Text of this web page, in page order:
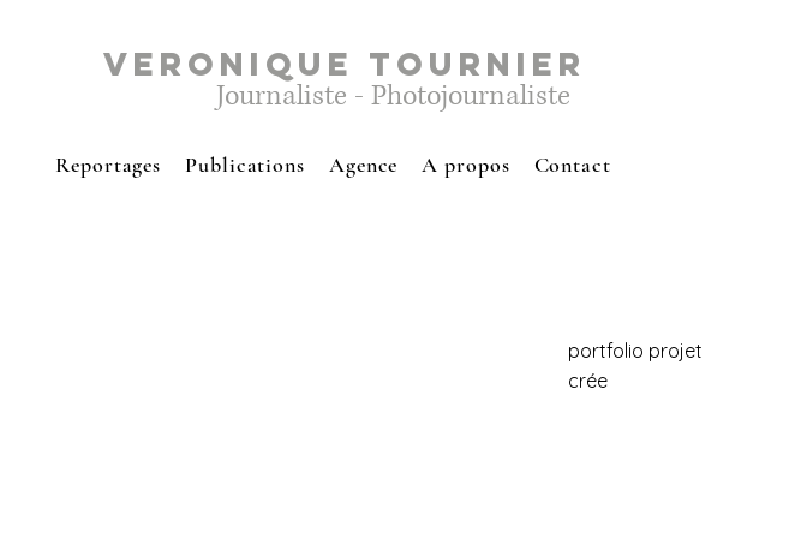
Journaliste - Photojournaliste
VERONIQUE TOURNIER
Reportages Publications Agence A propos Contact
portfolio projet
crée